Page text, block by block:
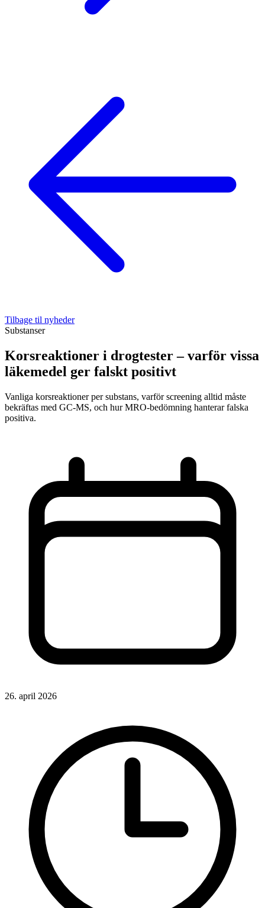
Tilbage til nyheder
Substanser
Korsreaktioner i drogtester – varför vissa
läkemedel ger falskt positivt
Vanliga korsreaktioner per substans, varför screening alltid måste
bekräftas med GC-MS, och hur MRO-bedömning hanterar falska
positiva.
26. april 2026